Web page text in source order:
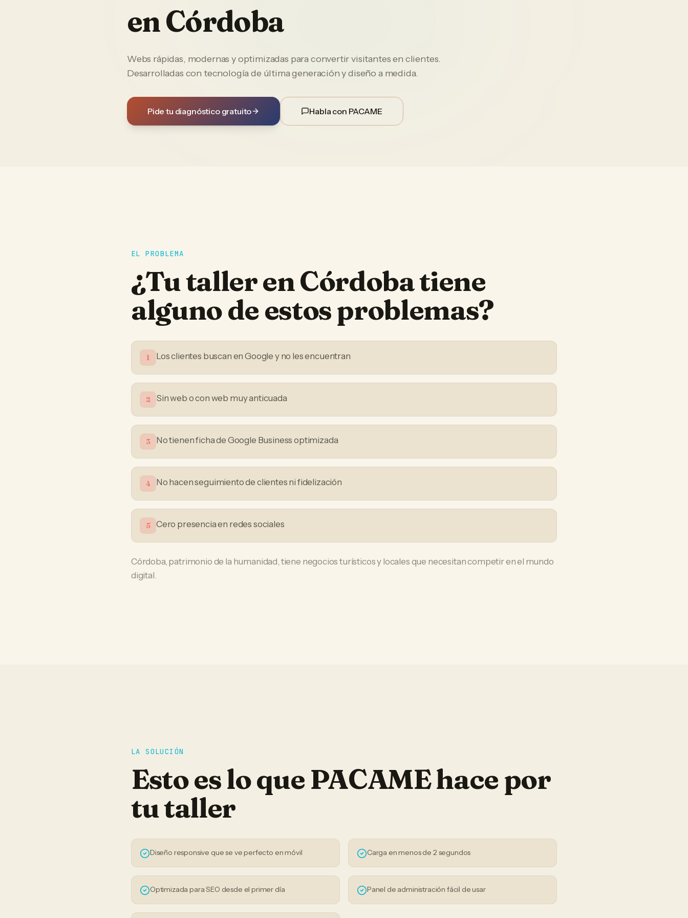
enCórdoba
Webs rápidas, modernas y optimizadas para convertir visitantes en clientes.
Desarrolladas con tecnología de última generación y diseño a medida.
Pide tu diagnóstico gratuito Habla con PACAME
EL PROBLEMA
¿TutallerenCórdobatiene
alguno de estos problemas?
1 Los clientes buscan en Google y no les encuentran
2 Sin web o con web muy anticuada
3 No tienen ficha de Google Business optimizada
4 No hacen seguimiento de clientes ni fidelización
5 Cero presencia en redes sociales
Córdoba, patrimonio de la humanidad, tiene negocios turísticos y locales que necesitan competir en el mundo
digital.
LA SOLUCIÓN
Esto es lo que PACAME hace por
tutaller
Diseño responsive que se ve perfecto en móvil Carga en menos de 2 segundos
Optimizada para SEO desde el primer día Panel de administración fácil de usar